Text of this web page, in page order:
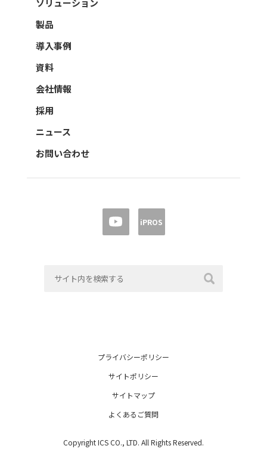
製品
導入事例
資料
会社情報
採用
ニュース
お問い合わせ
iPROS
プライバシーポリシー
サイトポリシー
サイトマップ
よくあるご質問
Copyright ICS CO., LTD. All Rights Reserved.